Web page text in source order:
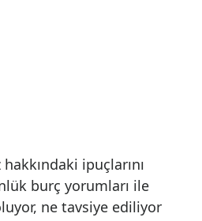
ipuçlarını
burç yorumları ile
ne tavsiye ediliyor